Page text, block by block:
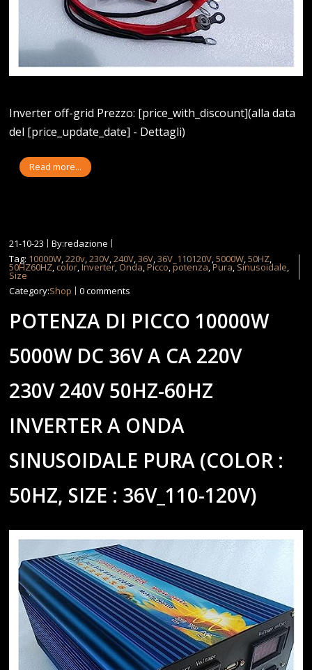
Inverter off-grid Prezzo: [price_with_discount](alla data
del [price_update_date] - Dettagli)
Read more...
21-10-23
By:redazione
Tag: 10000W ,220v ,230V ,240V ,36V ,36V_110120V ,5000W ,50HZ
50HZ60HZ color ,Inverter Onda ,Picco ,potenza ,Pura Sinusoidale
Size
Category:Shop 0 comments
POTENZA DI PICCO 10000W
5000W DC 36V A CA 220V
230V 240V 50HZ-60HZ
INVERTER A ONDA
SINUSOIDALE PURA (COLOR :
50HZ, SIZE : 36V_110-120V)